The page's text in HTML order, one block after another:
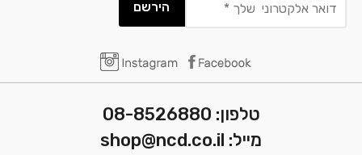
אלקטרוני
שלך
טלפון: 08-8526880
מייל: shop@ncd.co.il